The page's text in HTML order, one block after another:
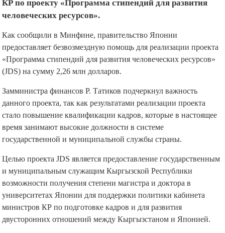
КР по проекту «Программа стипендий для развития
человеческих ресурсов».
Как сообщили в Минфине, правительство Японии
предоставляет безвозмездную помощь для реализации проекта
«Программа стипендий для развития человеческих ресурсов»
(JDS) на сумму 2,26 млн долларов.
Замминистра финансов Р. Татиков подчеркнул важность
данного проекта, так как результатами реализации проекта
стало повышение квалификации кадров, которые в настоящее
время занимают высокие должности в системе
государственной и муниципальной службы страны.
Целью проекта JDS является предоставление государственным
и муниципальным служащим Кыргызской Республики
возможности получения степени магистра и доктора в
университетах Японии для поддержки политики кабинета
министров КР по подготовке кадров и для развития
двусторонних отношений между Кыргызстаном и Японией.